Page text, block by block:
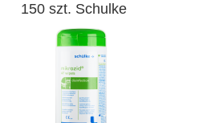
150 szt. Schulke